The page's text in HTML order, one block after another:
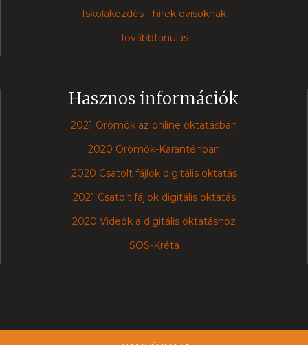
Iskolakezdés - hírek ovisoknak
Továbbtanulás
Hasznos információk
2021 Örömök az online oktatásban
2020 Örömök-Karanténban
2020 Csatolt fájlok digitális oktatás
2021 Csatolt fájlok digitális oktatás
2020 Videók a digitális oktatáshoz
SOS-Kréta